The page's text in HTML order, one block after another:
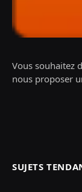
Vous souhaitez
nous proposer
SUJETS